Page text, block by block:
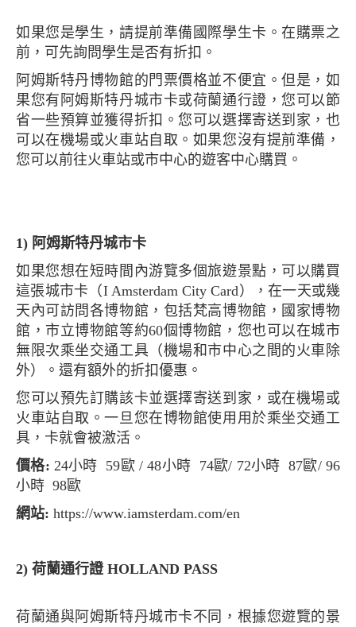
如果您是學生，請提前準備國際學生卡。在購票之
前，可先詢問學生是否有折扣。
阿姆斯特丹博物館的門票價格並不便宜。但是，如
果您有阿姆斯特丹城市卡或荷蘭通行證，您可以節
省一些預算並獲得折扣。您可以選擇寄送到家，也
可以在機場或火車站自取。如果您沒有提前準備，
您可以前往火車站或市中心的遊客中心購買。
1) 阿姆斯特丹城市卡
如果您想在短時間內游覽多個旅遊景點，可以購買
這張城市卡（I Amsterdam City Card），在一天或幾
天內可訪問各博物館，包括梵高博物館，國家博物
館，市立博物館等約60個博物館，您也可以在城市
無限次乘坐交通工具（機場和市中心之間的火車除
外）。還有額外的折扣優惠。
您可以預先訂購該卡並選擇寄送到家，或在機場或
火車站自取。一旦您在博物館使用用於乘坐交通工
具，卡就會被激活。
價格: 24小時 59歐 / 48小時 74歐/ 72小時 87歐/ 96
小時 98歐
網站: https://www.iamsterdam.com/en
2) 荷蘭通行證 HOLLAND PASS
荷蘭通與阿姆斯特丹城市卡不同，根據您遊覽的景